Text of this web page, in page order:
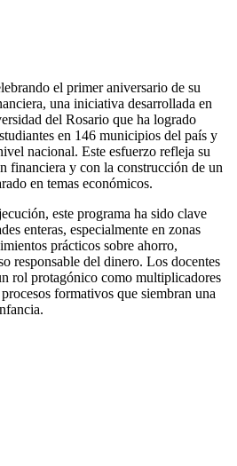
el primer aniversario de su
una iniciativa desarrollada en
del Rosario que ha logrado
en 146 municipios del país y
nacional. Este esfuerzo refleja su
financiera y con la construcción de un
en temas económicos.
este programa ha sido clave
enteras, especialmente en zonas
prácticos sobre ahorro,
responsable del dinero. Los docentes
rol protagónico como multiplicadores
formativos que siembran una